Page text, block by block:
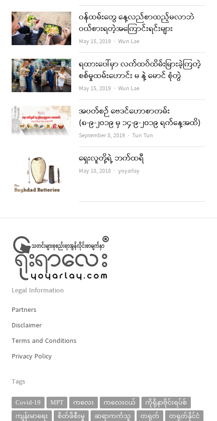
ဝန်ထမ်းတွေ နေ့လည်စာထည့်မလာဘဲ
ဝယ်စားရတဲ့အကြောင်းရင်းများ
May 15, 2019 Author
Wun Lae
ရထားပေါ်မှာ လက်ထပ်ထိမ်းမြားခဲ့ကြတဲ့
စစ်မှုထမ်းဟောင်း မ နဲ့ မောင် စုံတွဲ
May 15, 2019 Author
Wun Lae
အပတ်စဉ် ဗေဒင်ဟောစာတမ်း
(၈-၉-၂၀၁၉ မှ ၁၄-၉-၂၀၁၉ ရက်နေ့အထိ)
September 8, 2019 Author
Tun Tun
ရှေးလူတို့ရဲ့ ဘက်ထရီ
May 18, 2018 Author
yoyarlay
Legal Information
Partners
Disclaimer
Terms and Conditions
Privacy Policy
Tags
Covid-19 MPT ကလေး ကလေးငယ်
ကိုရိုနာဗိုင်းရပ်စ်
ကျန်းမာရေး
စိတ်ဖိစီးမှု ဆရာကင်္ကသူ တရုတ် တရုတ်နိုင်ငံ